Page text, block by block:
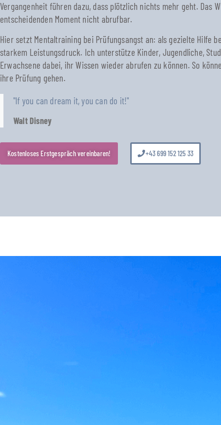
Vergangenheit führen dazu, dass plötzlich nichts mehr geht. Das
entscheidenden Moment nicht abrufbar.
Hier setzt Mentaltraining bei Prüfungsangst an: als gezielte Hilfe
starkem Leistungsdruck. Ich unterstütze Kinder, Jugendliche,
Erwachsene dabei, ihr Wissen wieder abrufen zu können. So
ihre Prüfung gehen.
"If you can dream it, you can do it!"
Walt Disney
Kostenloses Erstgespräch vereinbaren! +43 699 152 125 33